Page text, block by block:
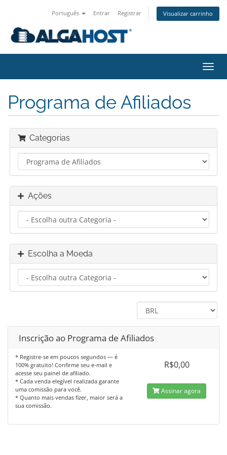
Português Entrar Registrar Visualizar carrinho
Programa de Afiliados
Categorias
Ações
Escolha a Moeda
Inscrição ao Programa de Afiliados
* Registre-se em poucos segundos — é
100% gratuito! Confirme seu e-mail e
acesse seu painel de afiliado.
* Cada venda elegível realizada garante
uma comissão para você.
* Quanto mais vendas fizer, maior será a
sua comissão.
R$0,00
Assinar agora